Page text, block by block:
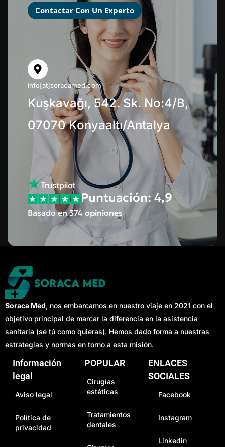
Contactar Con Un Experto
info[at]soracamed.com
Kuşkavağı, 542. Sk. No:4/B,
07070 Konyaaltı/Antalya
Puntuación: 4,9
Basado en 374 opiniones
Soraca Med, nos embarcamos en nuestro viaje en 2021 con el
objetivo principal de marcar la diferencia en la asistencia
sanitaria (sé tú como quieras). Hemos dado forma a nuestras
estrategias y normas en torno a esta misión.
Información
legal
Aviso legal
Política de
privacidad
POPULAR
Cirugías
estéticas
Tratamientos
dentales
ENLACES
SOCIALES
Facebook
Instagram
Linkedin